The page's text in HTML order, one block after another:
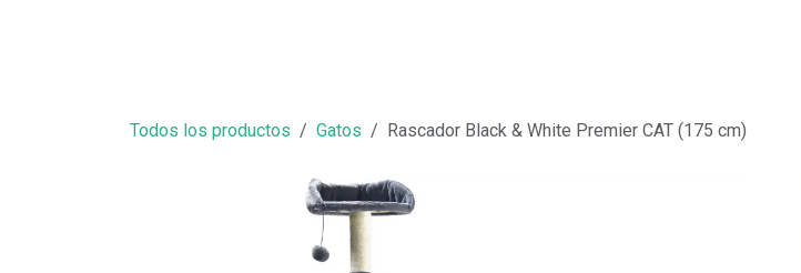
Todos los productos Gatos Rascador Black & White Premier CAT (175 cm)